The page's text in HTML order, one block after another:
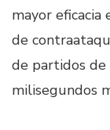
mayor eficacia
de
de partidos de
milisegundos